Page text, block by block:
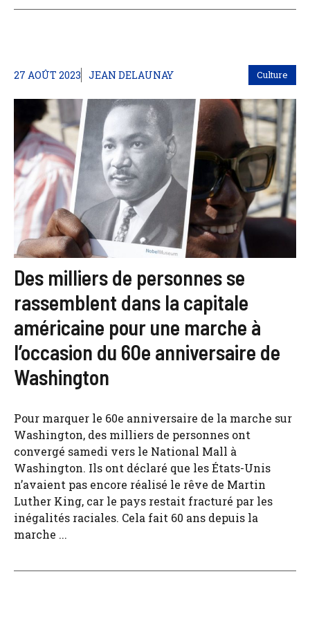
27 AOÛT 2023 JEAN DELAUNAY Culture
Des milliers de personnes se
rassemblent dans la capitale
américaine pour une marche à
l’occasion du 60e anniversaire de
Washington
Pour marquer le 60e anniversaire de la marche sur
Washington, des milliers de personnes ont
convergé samedi vers le National Mall à
Washington. Ils ont déclaré que les États-Unis
n’avaient pas encore réalisé le rêve de Martin
Luther King, car le pays restait fracturé par les
inégalités raciales. Cela fait 60 ans depuis la
marche ...